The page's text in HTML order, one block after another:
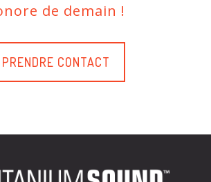
de demain !
PRENDRE CONTACT